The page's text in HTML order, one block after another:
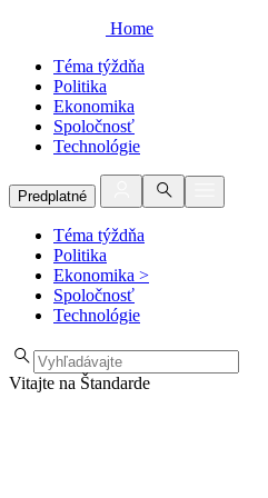
Home
Téma týždňa
Politika
Ekonomika
Spoločnosť
Technológie
Predplatné
Téma týždňa
Politika
Ekonomika >
Spoločnosť
Technológie
Vitajte na Štandarde